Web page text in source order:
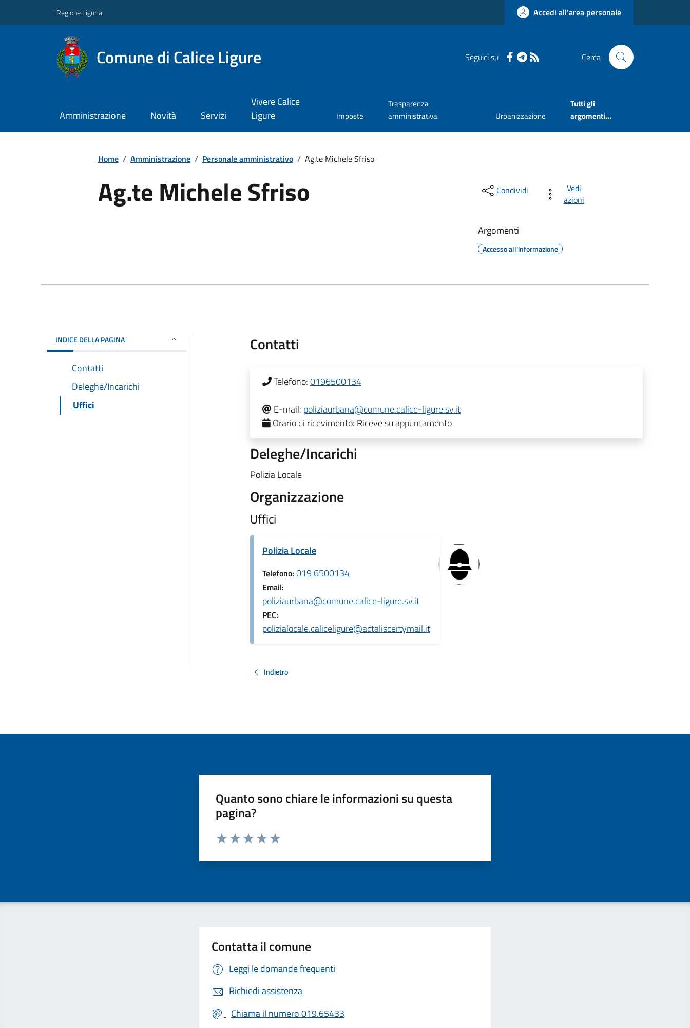
Regione Liguria Accedi all'area personale
Comune di Calice Ligure Seguici su Cerca
Amministrazione Novità Servizi
Vivere Calice
Ligure
Imposte
Trasparenza
amministrativa
Urbanizzazione
Tutti gli
argomenti...
Home / Amministrazione / Personale amministrativo / Ag.te Michele Sfriso
Ag.te Michele Sfriso Condividi
Vedi
azioni
Argomenti
Accesso all'informazione
INDICE DELLA PAGINA
Contatti
Deleghe/Incarichi
Uffici
Contatti
Telefono:0196500134
E-mail: poliziaurbana@comune.calice-ligure.sv.it
Orario di ricevimento: Riceve su appuntamento
Deleghe/Incarichi
Polizia Locale
Organizzazione
Uffici
Polizia Locale
Telefono: 019 6500134
Email:
poliziaurbana@comune.calice-ligure.sv.it
PEC:
polizialocale.caliceligure@actaliscertymail.it
Indietro
Quanto sono chiare le informazioni su questa
pagina?
Valuta da 1 a 5 stelle la pagina
Contatta il comune
Leggi le domande frequenti
Richiedi assistenza
Chiama il numero 019.65433